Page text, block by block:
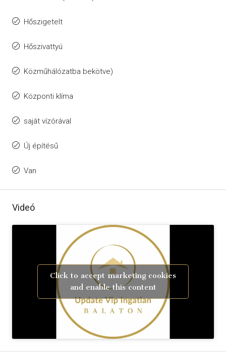
Hőszigetelt
Hőszivattyú
Közműhálózatba bekötve)
Központi klíma
saját vízórával
Új építésű
Van
Videó
Click to accept marketing cookies
and enable this content